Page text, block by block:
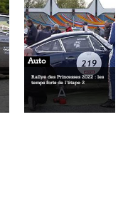
Auto
Rallye des Princesses 2022 : les
temps forts de l’étape 2